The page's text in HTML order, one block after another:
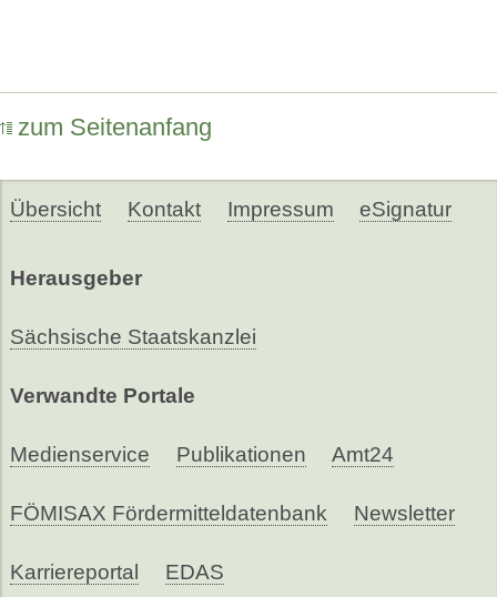
zum Seitenanfang
Übersicht Kontakt Impressum eSignatur
Herausgeber
Sächsische Staatskanzlei
Verwandte Portale
Medienservice Publikationen Amt24
FÖMISAX Fördermitteldatenbank Newsletter
Karriereportal EDAS